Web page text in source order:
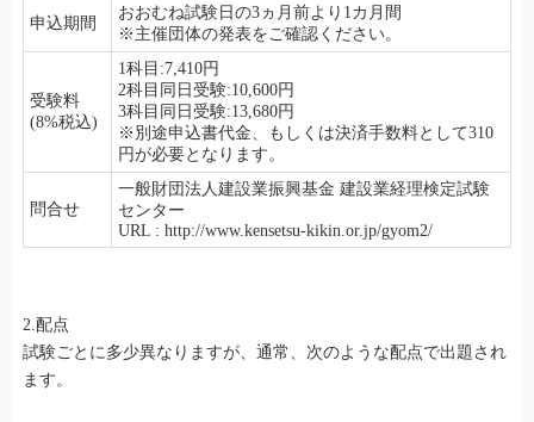
申込期間
おおむね試験日の3ヵ月前より1カ月間
※主催団体の発表をご確認ください。
受験料
(8%税込)
1科目:7,410円
2科目同日受験:10,600円
3科目同日受験:13,680円
※別途申込書代金、もしくは決済手数料として310
円が必要となります。
問合せ
一般財団法人建設業振興基金 建設業経理検定試験
センター
URL : http://www.kensetsu-kikin.or.jp/gyom2/
2.配点
試験ごとに多少異なりますが、通常、次のような配点で出題され
ます。